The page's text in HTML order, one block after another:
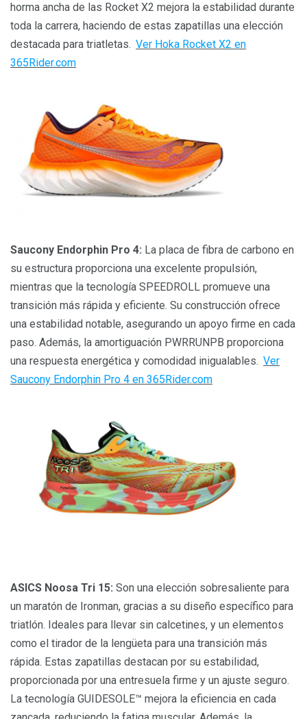
horma ancha de las Rocket X2 mejora la estabilidad durante
toda la carrera, haciendo de estas zapatillas una elección
destacada para triatletas. Ver Hoka Rocket X2 en
365Rider.com
Saucony Endorphin Pro 4: La placa de fibra de carbono en
su estructura proporciona una excelente propulsión,
mientras que la tecnología SPEEDROLL promueve una
transición más rápida y eficiente. Su construcción ofrece
una estabilidad notable, asegurando un apoyo firme en cada
paso. Además, la amortiguación PWRRUNPB proporciona
una respuesta energética y comodidad inigualables. Ver
Saucony Endorphin Pro 4 en 365Rider.com
ASICS Noosa Tri 15: Son una elección sobresaliente para
un maratón de Ironman, gracias a su diseño específico para
triatlón. Ideales para llevar sin calcetines, y un elementos
como el tirador de la lengüeta para una transición más
rápida. Estas zapatillas destacan por su estabilidad,
proporcionada por una entresuela firme y un ajuste seguro.
La tecnología GUIDESOLE™ mejora la eficiencia en cada